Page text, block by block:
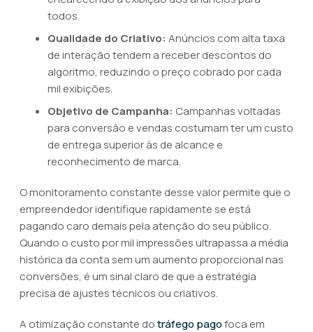
todos.
Qualidade do Criativo: Anúncios com alta taxa
de interação tendem a receber descontos do
algoritmo, reduzindo o preço cobrado por cada
mil exibições.
Objetivo de Campanha: Campanhas voltadas
para conversão e vendas costumam ter um custo
de entrega superior às de alcance e
reconhecimento de marca.
O monitoramento constante desse valor permite que o
empreendedor identifique rapidamente se está
pagando caro demais pela atenção do seu público.
Quando o custo por mil impressões ultrapassa a média
histórica da conta sem um aumento proporcional nas
conversões, é um sinal claro de que a estratégia
precisa de ajustes técnicos ou criativos.
A otimização constante dotráfego pagofoca em